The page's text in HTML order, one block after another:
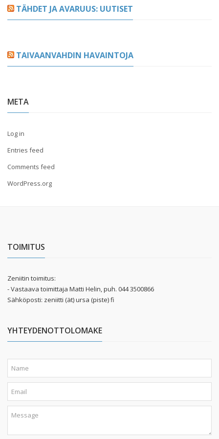
TÄHDET JA AVARUUS: UUTISET
TAIVAANVAHDIN HAVAINTOJA
META
Log in
Entries feed
Comments feed
WordPress.org
TOIMITUS
Zeniitin toimitus:
- Vastaava toimittaja Matti Helin, puh. 044 3500866
Sähköposti: zeniitti (ät) ursa (piste) fi
YHTEYDENOTTOLOMAKE